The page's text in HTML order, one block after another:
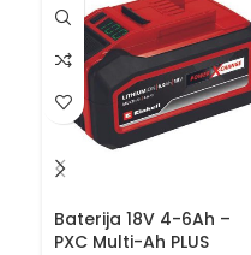
Baterija 18V 4-6Ah –
PXC Multi-Ah PLUS